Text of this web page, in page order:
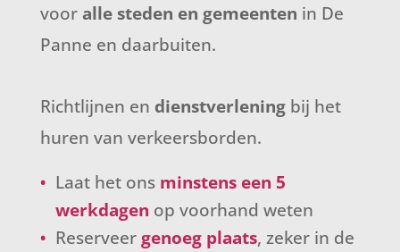
voor alle steden en gemeenten in De
Panne en daarbuiten.
Richtlijnen en dienstverlening bij het
huren van verkeersborden.
Laat het ons minstens een 5
werkdagen op voorhand weten
Reserveergenoeg plaats, zeker in de